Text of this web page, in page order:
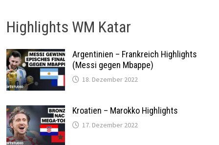
Highlights WM Katar
Argentinien – Frankreich Highlights
(Messi gegen Mbappe)
18. Dezember 2022
Kroatien – Marokko Highlights
17. Dezember 2022